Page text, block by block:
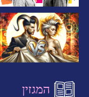
המגזין